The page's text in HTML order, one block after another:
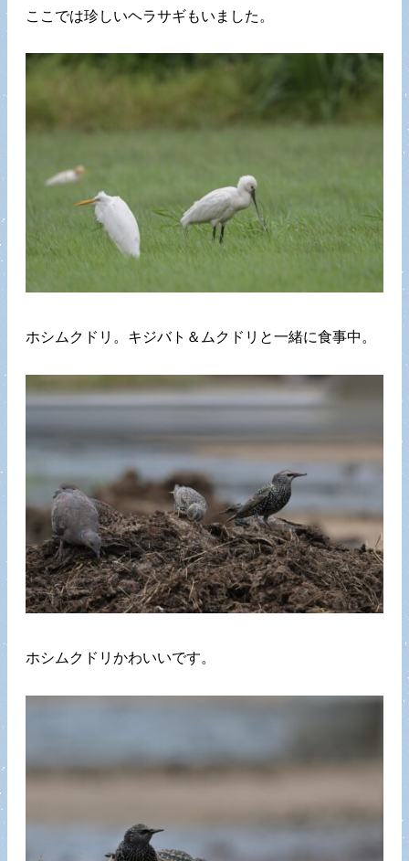
ここでは珍しいヘラサギもいました。
ホシムクドリ。キジバト＆ムクドリと一緒に食事中。
ホシムクドリかわいいです。